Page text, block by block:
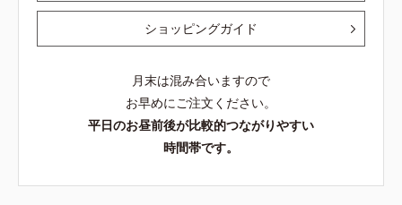
ショッピングガイド
月末は混み合いますので
お早めにご注文ください。
平日のお昼前後が比較的つながりやすい
時間帯です。